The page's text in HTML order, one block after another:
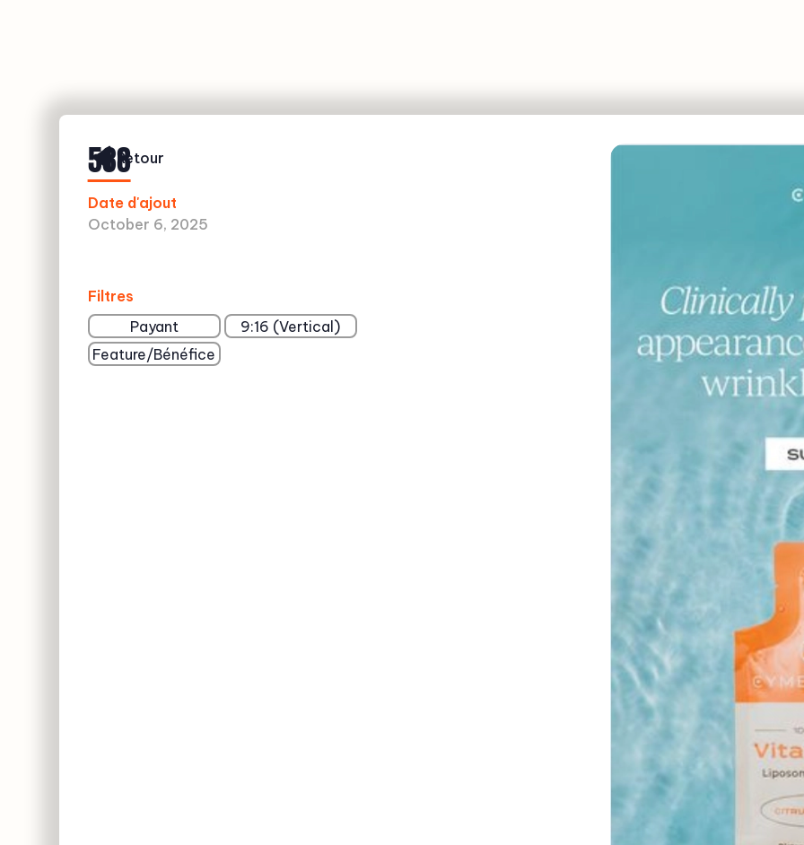
538
Date d'ajout
October 6, 2025
Filtres
Payant
9:16 (Vertical)
Feature/Bénéfice
Retour